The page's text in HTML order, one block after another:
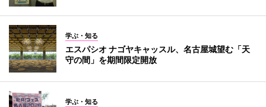
学ぶ・知る
エスパシオ ナゴヤキャッスル、名古屋城望む「天
守の間」を期間限定開放
学ぶ・知る